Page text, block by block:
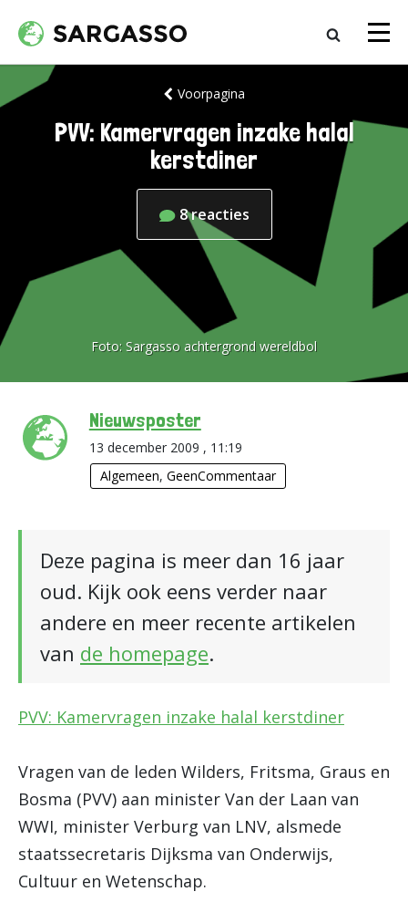
Voorpagina
PVV: Kamervragen inzake halal
kerstdiner
8reacties
Foto: Sargasso achtergrond wereldbol
Nieuwsposter
13 december 2009 , 11:19
Algemeen, GeenCommentaar
Deze pagina is meer dan 16 jaar
oud. Kijk ook eens verder naar
andere en meer recente artikelen
van de homepage.
PVV: Kamervragen inzake halal kerstdiner
Vragen van de leden Wilders, Fritsma, Graus en
Bosma (PVV) aan minister Van der Laan van
WWI, minister Verburg van LNV, alsmede
staatssecretaris Dijksma van Onderwijs,
Cultuur en Wetenschap.